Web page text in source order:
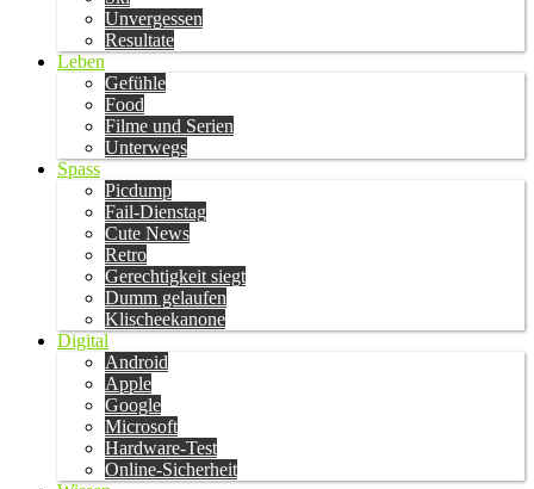
Unvergessen
Resultate
Leben
Gefühle
Food
Filme und Serien
Unterwegs
Spass
Picdump
Fail-Dienstag
Cute News
Retro
Gerechtigkeit siegt
Dumm gelaufen
Klischeekanone
Digital
Android
Apple
Google
Microsoft
Hardware-Test
Online-Sicherheit